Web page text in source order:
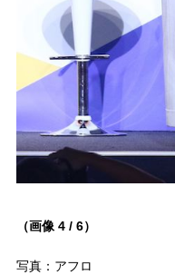
（画像 4 / 6）
写真：アフロ